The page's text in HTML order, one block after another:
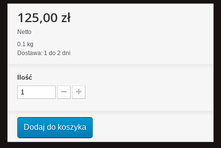
125,00 zł
Netto
0.1 kg
Dostawa: 1 do 2 dni
Ilość
Dodaj do koszyka